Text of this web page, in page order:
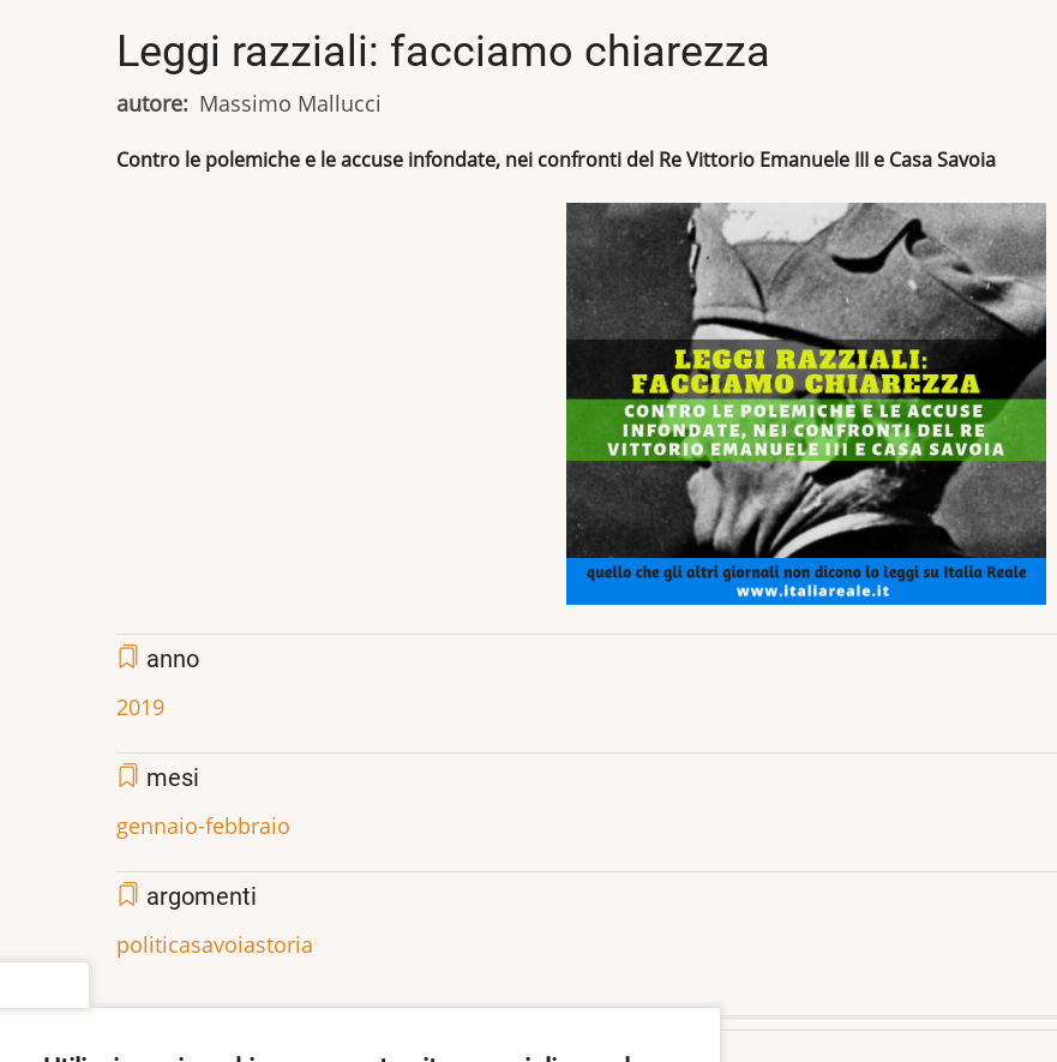
Leggi razziali: facciamo chiarezza
autore Massimo Mallucci
Contro le polemiche e le accuse infondate, nei confronti del Re Vittorio Emanuele III e Casa Savoia
anno
2019
mesi
gennaio-febbraio
argomenti
politicasavoiastoria